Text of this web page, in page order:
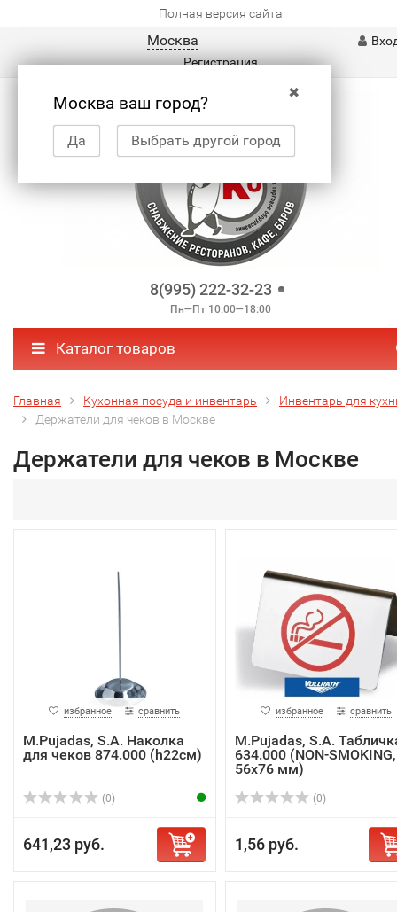
Полная версия сайта
Москва
✖
Москва ваш город?
Да Выбрать другой город
Регистрация
8(995) 222-32-23
Пн—Пт 10:00—18:00
Каталог товаров
Главная Кухонная посуда и инвентарь
Инвентарь для
Держатели для чеков в Москве
Держатели для чеков в Москве
избранное сравнить
M.Pujadas, S.A. Наколка
для чеков 874.000 (h22см)
(0)
641,23 руб.
избранное сравнить
M.Pujadas, S.A.
634.000 (NON-SMOKING,
56х76 мм)
(0)
1,56 руб.